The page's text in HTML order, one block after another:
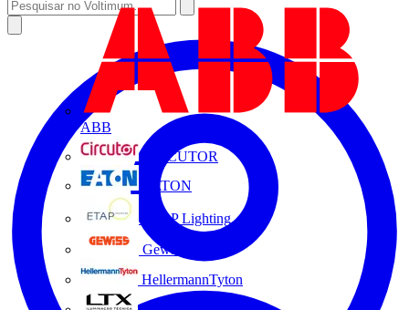
ABB
CIRCUTOR
EATON
ETAP Lighting
Gewiss
HellermannTyton